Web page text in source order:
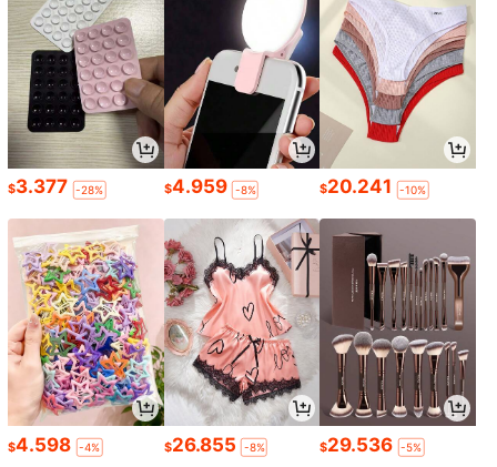
$3.377 -28% $4.959 -8% $20.241 -10%
$4.598 -4% $26.855 -8% $29.536 -5%